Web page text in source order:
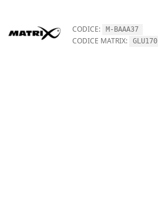
CODICE: M-BAAA37
CODICE MATRIX: GLU170